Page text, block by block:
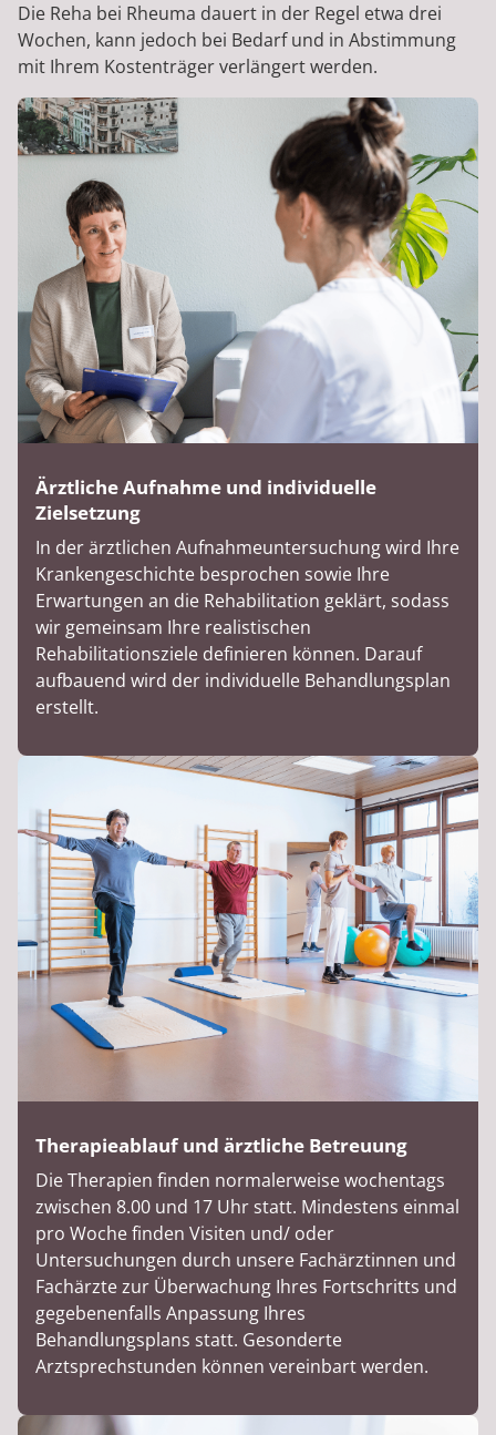
Die Reha bei Rheuma dauert in der Regel etwa drei
Wochen, kann jedoch bei Bedarf und in Abstimmung
mit Ihrem Kostenträger verlängert werden.
Ärztliche Aufnahme und individuelle
Zielsetzung
In der ärztlichen Aufnahmeuntersuchung wird Ihre
Krankengeschichte besprochen sowie Ihre
Erwartungen an die Rehabilitation geklärt, sodass
wir gemeinsam Ihre realistischen
Rehabilitationsziele definieren können. Darauf
aufbauend wird der individuelle Behandlungsplan
erstellt.
Therapieablauf und ärztliche Betreuung
Die Therapien finden normalerweise wochentags
zwischen 8.00 und 17 Uhr statt. Mindestens einmal
pro Woche finden Visiten und/ oder
Untersuchungen durch unsere Fachärztinnen und
Fachärzte zur Überwachung Ihres Fortschritts und
gegebenenfalls Anpassung Ihres
Behandlungsplans statt. Gesonderte
Arztsprechstunden können vereinbart werden.